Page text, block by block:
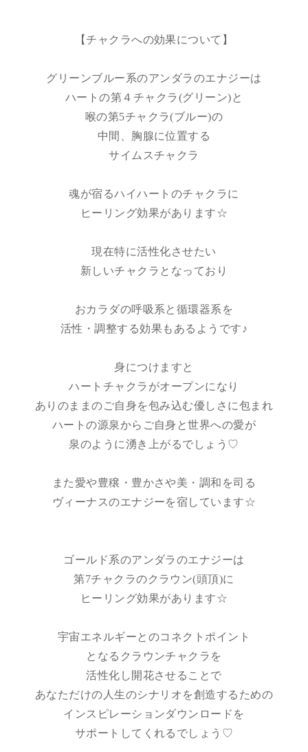
【チャクラへの効果について】
グリーンブルー系のアンダラのエナジーは
ハートの第４チャクラ(グリーン)と
喉の第5チャクラ(ブルー)の
中間、胸腺に位置する
サイムスチャクラ
魂が宿るハイハートのチャクラに
ヒーリング効果があります☆
現在特に活性化させたい
新しいチャクラとなっており
おカラダの呼吸系と循環器系を
活性・調整する効果もあるようです♪
身につけますと
ハートチャクラがオープンになり
ありのままのご自身を包み込む優しさに包まれ
ハートの源泉からご自身と世界への愛が
泉のように湧き上がるでしょう♡
また愛や豊穣・豊かさや美・調和を司る
ヴィーナスのエナジーを宿しています☆
ゴールド系のアンダラのエナジーは
第7チャクラのクラウン(頭頂)に
ヒーリング効果があります☆
宇宙エネルギーとのコネクトポイント
となるクラウンチャクラを
活性化し開花させることで
あなただけの人生のシナリオを創造するための
インスピレーションダウンロードを
サポートしてくれるでしょう♡